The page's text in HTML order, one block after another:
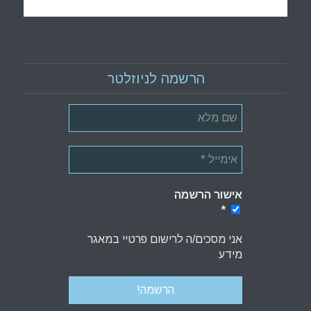
הרשמה לניוזלטר
אישור הרשמה
*
אני מסכים/ה לרישום פרטיי במאגר
מידע